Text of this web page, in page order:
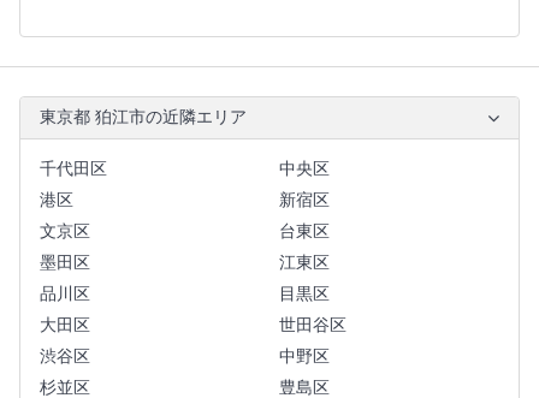
東京都 狛江市の近隣エリア
千代田区
中央区
港区
新宿区
文京区
台東区
墨田区
江東区
品川区
目黒区
大田区
世田谷区
渋谷区
中野区
杉並区
豊島区